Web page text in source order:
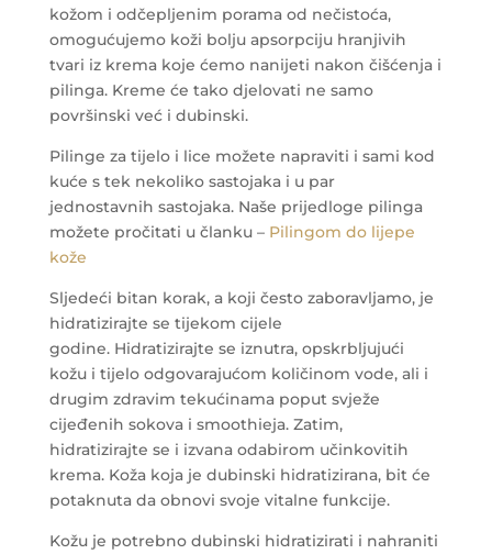
kožom i odčepljenim porama od nečistoća,
omogućujemo koži bolju apsorpciju hranjivih
tvari iz krema koje ćemo nanijeti nakon čišćenja i
pilinga. Kreme će tako djelovati ne samo
površinski već i dubinski.
Pilinge za tijelo i lice možete napraviti i sami kod
kuće s tek nekoliko sastojaka i u par
jednostavnih sastojaka. Naše prijedloge pilinga
možete pročitati u članku – Pilingom do lijepe
kože
Sljedeći bitan korak, a koji često zaboravljamo, je
hidratizirajte se tijekom cijele
godine. Hidratizirajte se iznutra, opskrbljujući
kožu i tijelo odgovarajućom količinom vode, ali i
drugim zdravim tekućinama poput svježe
cijeđenih sokova i smoothieja. Zatim,
hidratizirajte se i izvana odabirom učinkovitih
krema. Koža koja je dubinski hidratizirana, bit će
potaknuta da obnovi svoje vitalne funkcije.
Kožu je potrebno dubinski hidratizirati i nahraniti